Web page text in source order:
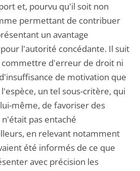
et, pourvu qu'il soit non
permettant de contribuer
un avantage
l'autorité concédante. Il suit
commettre d'erreur de droit ni
de motivation que
un tel sous-critère, qui
même, de favoriser des
pas entaché
en relevant notamment
été informés de ce que
avec précision les